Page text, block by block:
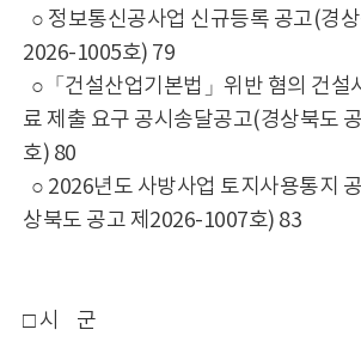
○ 정보통신공사업 신규등록 공고(경상
2026-1005호) 79
○「건설산업기본법」위반 혐의 건설
료 제출 요구 공시송달공고(경상북도
호) 80
○ 2026년도 사방사업 토지사용통지
상북도 공고 제2026-1007호) 83
□ 시 군